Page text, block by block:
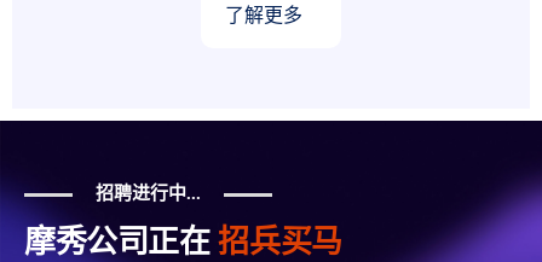
了解更多
招聘进行中...
摩秀公司正在招兵买马